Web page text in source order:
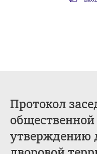
Протокол
утверждению